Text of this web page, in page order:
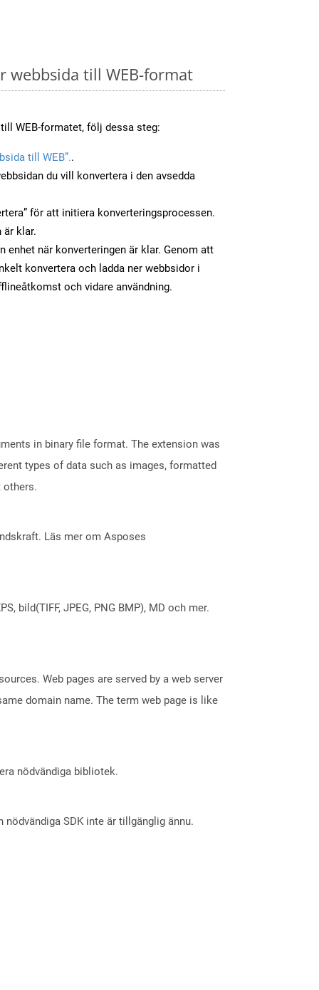
webbsida till WEB-format
WEB-formatet, följ dessa steg:
till WEB”..
du vill konvertera i den avsedda
för att initiera konverteringsprocessen.
är klar.
enhet när konverteringen är klar. Genom att
konvertera och ladda ner webbsidor i
och vidare användning.
in binary file format. The extension was
types of data such as images, formatted
others.
Läs mer om Asposes
bild(TIFF, JPEG, PNG BMP), MD och mer.
Web pages are served by a web server
domain name. The term web page is like
nödvändiga bibliotek.
SDK inte är tillgänglig ännu.